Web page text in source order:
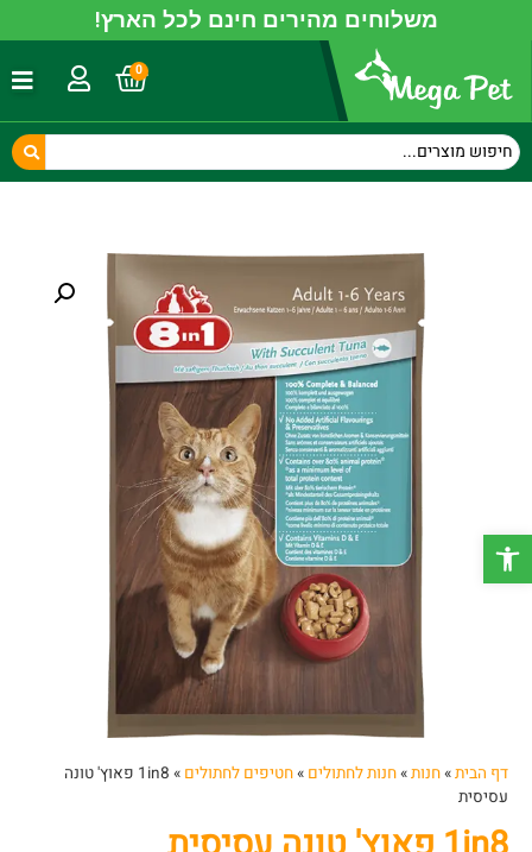
פתח סרגל נגישות
משלוחים מהירים חינם לכל הארץ!
0
דף הבית»חנות»חנות לחתולים »חטיפים לחתולים »
1in8 פאוץ' טונה
עסיסית